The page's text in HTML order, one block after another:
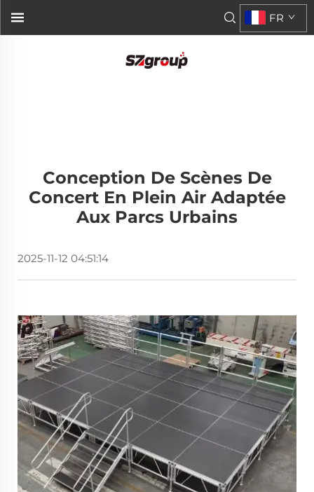
FR
Conception De Scènes De
Concert En Plein Air Adaptée
Aux Parcs Urbains
2025-11-12 04:51:14